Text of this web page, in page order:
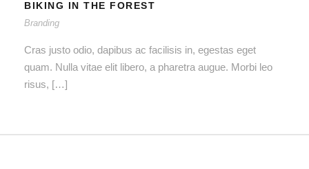
BIKING IN THE FOREST
Branding
Cras justo odio, dapibus ac facilisis in, egestas eget
quam. Nulla vitae elit libero, a pharetra augue. Morbi leo
risus, […]